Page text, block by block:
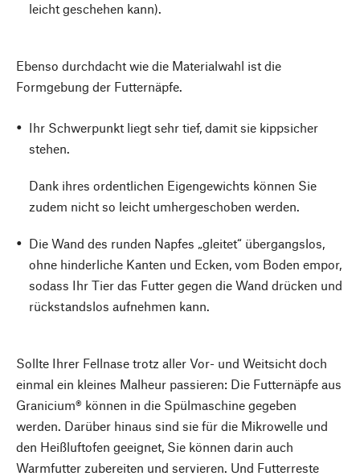
leicht geschehen kann).
Ebenso durchdacht wie die Materialwahl ist die
Formgebung der Futternäpfe.
Ihr Schwerpunkt liegt sehr tief, damit sie kippsicher
stehen.
Dank ihres ordentlichen Eigengewichts können Sie
zudem nicht so leicht umhergeschoben werden.
Die Wand des runden Napfes „gleitet“ übergangslos,
ohne hinderliche Kanten und Ecken, vom Boden empor,
sodass Ihr Tier das Futter gegen die Wand drücken und
rückstandslos aufnehmen kann.
Sollte Ihrer Fellnase trotz aller Vor- und Weitsicht doch
einmal ein kleines Malheur passieren: Die Futternäpfe aus
Granicium® können in die Spülmaschine gegeben
werden. Darüber hinaus sind sie für die Mikrowelle und
den Heißluftofen geeignet, Sie können darin auch
Warmfutter zubereiten und servieren. Und Futterreste